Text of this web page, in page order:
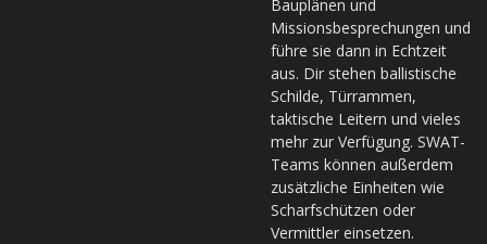
Bauplänen und
Missionsbesprechungen und
führe sie dann in Echtzeit
aus. Dir stehen ballistische
Schilde, Türrammen,
taktische Leitern und vieles
mehr zur Verfügung. SWAT-
Teams können außerdem
zusätzliche Einheiten wie
Scharfschützen oder
Vermittler einsetzen.